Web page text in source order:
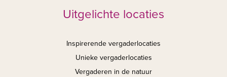
Uitgelichte locaties
Inspirerende vergaderlocaties
Unieke vergaderlocaties
Vergaderen in de natuur